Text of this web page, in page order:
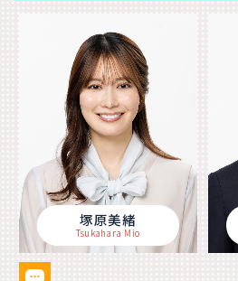
塚原美緒
Tsukahara Mio